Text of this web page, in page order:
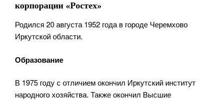
корпорации «Ростех»
Родился 20 августа 1952 года в городе Черемхово
Иркутской области.
Образование
В 1975 году с отличием окончил Иркутский институт
народного хозяйства. Также окончил Высшие